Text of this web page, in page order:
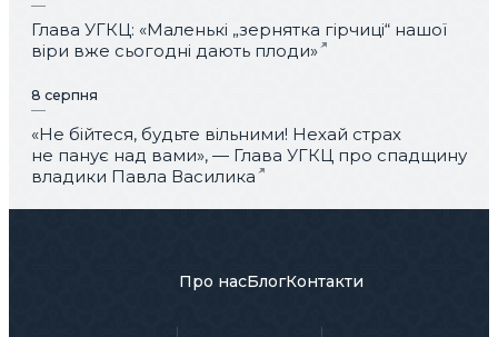
Глава УГКЦ: «Маленькі „зернятка гірчиці“ нашої
віри вже сьогодні дають плоди»
8 серпня
«Не бійтеся, будьте вільними! Нехай страх
не панує над вами», — Глава УГКЦ про спадщину
владики Павла Василика
Про насБлогКонтакти